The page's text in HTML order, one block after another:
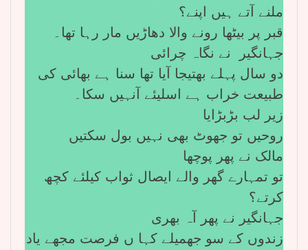
ملنے آتے ہیں اپنے؟
قبر پر بیٹھا رونے والا دھاڑیں مار رہا تھا۔
جہانگیر نے نگاہ چرائی
دو سال پہلے بھتیجا آیا تھا سنا ہے بھائی کی
طبیعت خراب ہے اسلیئے آنہیں سکا۔
زیر لب بڑبڑایا
روحیں تو جھوٹ بھی نہیں بول سکتیں
مالک نے پھر پوچھا
تو تمہارے گھر والے ایصال ثواب کیلئے کچھ
کرتے؟
جہانگیر نے پھر آہ بھری
زندوں کے سو جھمیلے کہا ں فرصت مجھے یاد